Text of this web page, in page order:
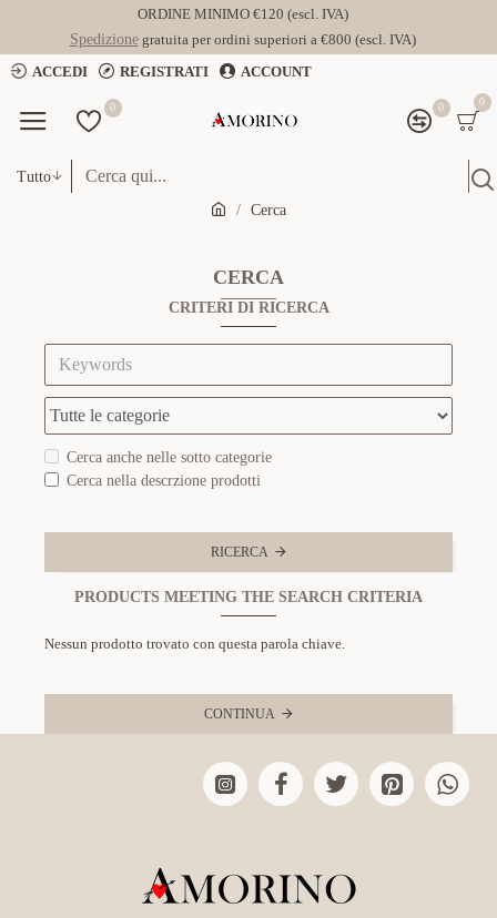
ORDINE MINIMO €120 (escl. IVA)
Spedizionegratuita per ordini superiori a €800 (escl. IVA)
ACCEDI
REGISTRATI ACCOUNT
0 0 0
Tutto
Cerca
CERCA
CRITERI DI RICERCA
Cerca anche nelle sotto categorie
Cerca nella descrzione prodotti
RICERCA
PRODUCTS MEETING THE SEARCH CRITERIA
Nessun prodotto trovato con questa parola chiave.
CONTINUA